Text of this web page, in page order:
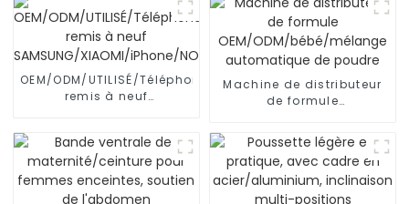
OEM/ODM/UTILISÉ/Téléphone
remis à neuf
Machine de distributeur
de formule
automatique de poudre